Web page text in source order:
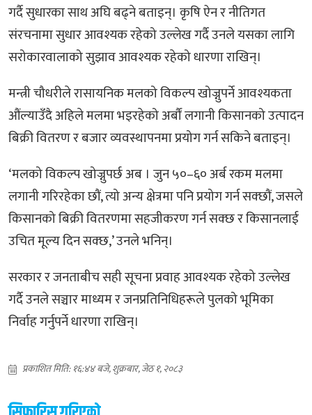
गर्दै सुधारका साथ अघि बढ्ने बताइन्। कृषि ऐन र नीतिगत
संरचनामा सुधार आवश्यक रहेको उल्लेख गर्दै उनले यसका लागि
सरोकारवालाको सुझाव आवश्यक रहेको धारणा राखिन्।
मन्त्री चौधरीले रासायनिक मलको विकल्प खोज्नुपर्ने आवश्यकता
औंल्याउँदै अहिले मलमा भइरहेको अर्बौं लगानी किसानको उत्पादन
बिक्री वितरण र बजार व्यवस्थापनमा प्रयोग गर्न सकिने बताइन्।
‘मलको विकल्प खोज्नुपर्छ अब । जुन ५०–६० अर्ब रकम मलमा
लगानी गरिरहेका छौं, त्यो अन्य क्षेत्रमा पनि प्रयोग गर्न सक्छौं, जसले
किसानको बिक्री वितरणमा सहजीकरण गर्न सक्छ र किसानलाई
उचित मूल्य दिन सक्छ,’ उनले भनिन्।
सरकार र जनताबीच सही सूचना प्रवाह आवश्यक रहेको उल्लेख
गर्दै उनले सञ्चार माध्यम र जनप्रतिनिधिहरूले पुलको भूमिका
निर्वाह गर्नुपर्ने धारणा राखिन्।
प्रकाशित मिति: १६:४४ बजे, शुक्रबार, जेठ १, २०८३